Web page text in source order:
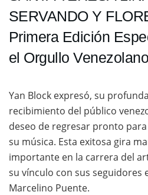
SERVANDO Y
Primera Edición
el Orgullo Venezolano
Yan Block expresó, su
recibimiento del público
deseo de regresar pronto
su música. Esta exitosa gira
importante en la carrera del
su vínculo con sus
Marcelino Puente.